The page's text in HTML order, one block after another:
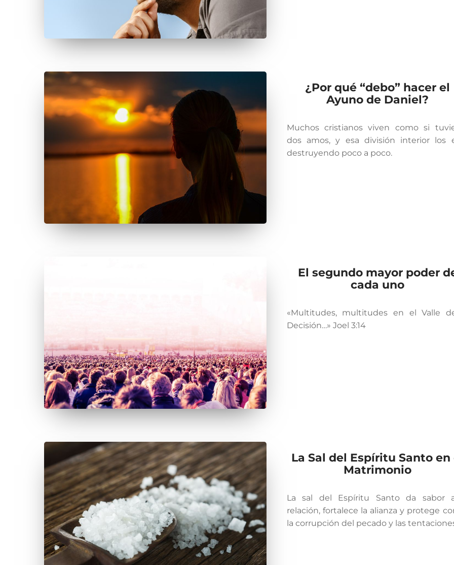
¿Por qué “debo” hacer el
Ayuno de Daniel?
Muchos cristianos viven como si
dos amos, y esa división interior los
destruyendo poco a poco.
El segundo mayor poder
cada uno
«Multitudes, multitudes en el Valle
Decisión…» Joel 3:14
La Sal del Espíritu Santo en
Matrimonio
La sal del Espíritu Santo da sabor
relación, fortalece la alianza y protege
la corrupción del pecado y las